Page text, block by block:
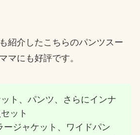
紹介したこちらのパンツスー
マにも好評です。
ット、パンツ、さらにインナ
ット
ージャケット、ワイドパン